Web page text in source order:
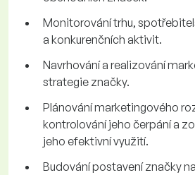
Monitorování trhu,
a konkurenčních aktivit.
Navrhování a realizování
strategie značky.
Plánování marketingového
kontrolování jeho čerpání a
jeho efektivní využití.
Budování postavení značky